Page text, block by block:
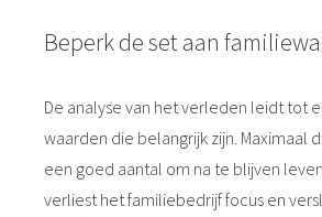
Beperk de set aan
De analyse van het verleden leidt tot
waarden die belangrijk zijn. Maximaal
een goed aantal om na te blijven
verliest het familiebedrijf focus en